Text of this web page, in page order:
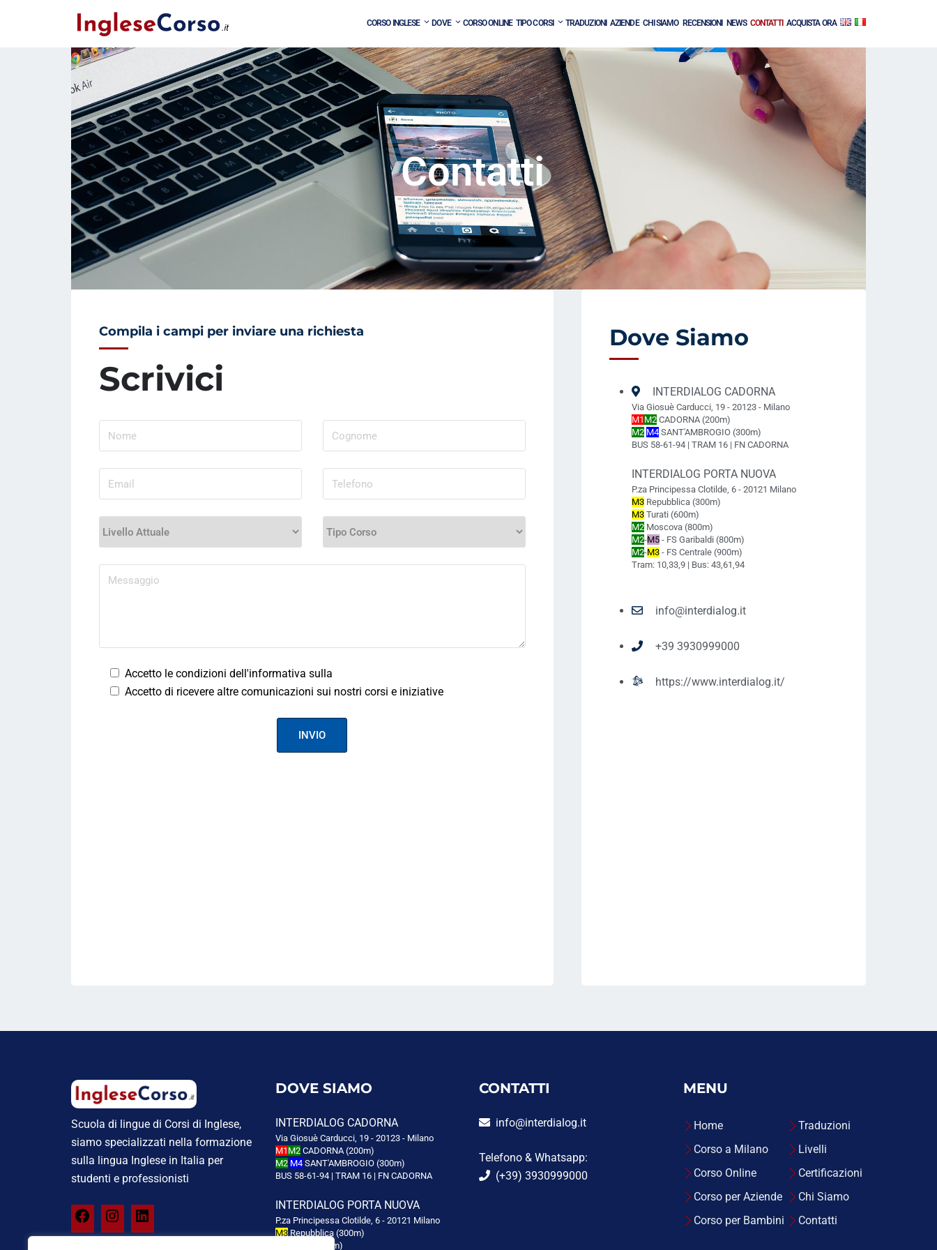
CORSO INGLESE DOVE CORSO ONLINE TIPO CORSI TRADUZIONI AZIENDE CHI SIAMO RECENSIONI NEWS CONTATTI ACQUISTA ORA
Contatti
Scrivici
Compila i campi per inviare una richiesta
Accetto le condizioni dell'informativa sulla
Accetto di ricevere altre comunicazioni sui nostri corsi e iniziative
Dove Siamo
INTERDIALOG CADORNA
Via Giosuè Carducci, 19 - 20123 - Milano
M1 M2CADORNA (200m)
M2 M4SANT'AMBROGIO (300m)
BUS 58-61-94 | TRAM 16 | FN CADORNA
INTERDIALOG PORTA NUOVA
P.za Principessa Clotilde, 6 - 20121 Milano
M3Repubblica (300m)
M3Turati (600m)
M2Moscova (800m)
M2-M5- FS Garibaldi (800m)
M2-M3- FS Centrale (900m)
Tram: 10,33,9 | Bus: 43,61,94
info@interdialog.it
+39 3930999000
https://www.interdialog.it/
Scuola di lingue di Corsi di Inglese,
siamo specializzati nella formazione
sulla lingua Inglese in Italia per
studenti e professionisti
DOVE SIAMO
INTERDIALOG CADORNA
Via Giosuè Carducci, 19 - 20123 - Milano
M1 M2CADORNA (200m)
M2 M4SANT'AMBROGIO (300m)
BUS 58-61-94 | TRAM 16 | FN CADORNA
INTERDIALOG PORTA NUOVA
P.za Principessa Clotilde, 6 - 20121 Milano
M3Repubblica (300m)
Turati (600m)
CONTATTI
info@interdialog.it
Telefono & Whatsapp:
(+39) 3930999000
MENU
Home
Corso a Milano
Corso Online
Corso per Aziende
Corso per Bambini
Traduzioni
Livelli
Certificazioni
Chi Siamo
Contatti